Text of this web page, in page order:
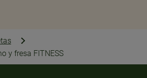
y fresa FITNESS